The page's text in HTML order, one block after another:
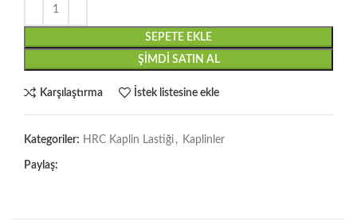
SEPETE EKLE
ŞIMDI SATIN AL
Karşılaştırma İstek listesine ekle
Kategoriler: HRC Kaplin Lastiği , Kaplinler
Paylaş: